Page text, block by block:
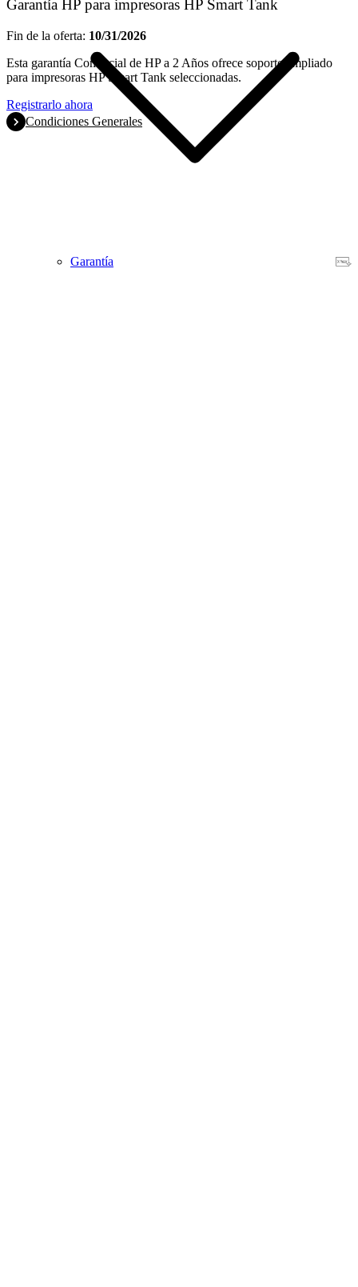
Garantía
Garantía HP para impresoras HP Smart Tank
Fin de la oferta: 10/31/2026
Esta garantía Comercial de HP a 2 Años ofrece soporte ampliado
para impresoras HP Smart Tank seleccionadas.
Registrarlo ahora
Condiciones Generales